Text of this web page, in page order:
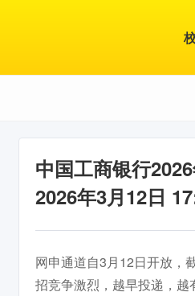
中国工商银行
2026年3月12日
网申通道自3月12日开放，
招竞争激烈，越早投递，越